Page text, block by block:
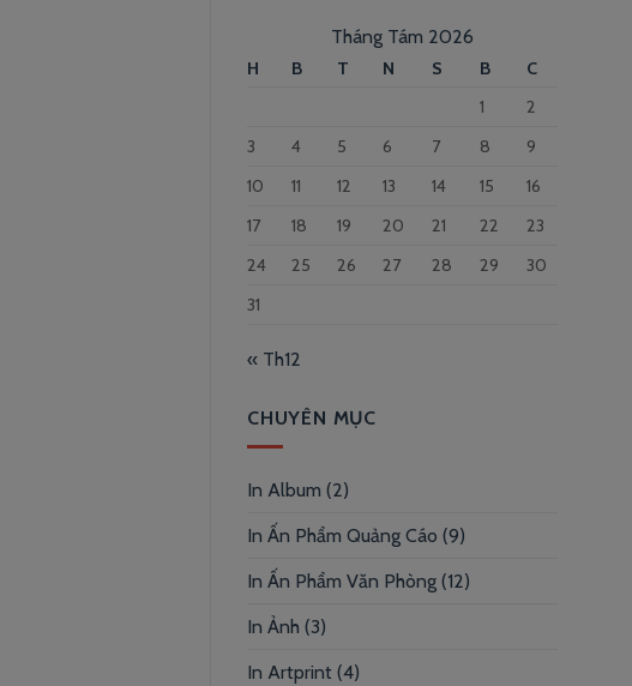
Tháng Tám 2026
H B T N S B
C
1
2
3
4 5 6 7 8
9
10
11 12 13 14 15
16
17
18 19 20 21 22
23
24
25 26 27 28 29
30
31
« Th12
CHUYÊN MỤC
In Album (2)
In Ấn Phẩm Quảng Cáo (9)
In Ấn Phẩm Văn Phòng (12)
In Ảnh (3)
In Artprint (4)